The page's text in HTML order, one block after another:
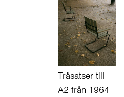
Träsatser till
A2 från 1964